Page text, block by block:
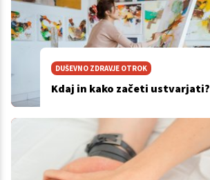
DUŠEVNO ZDRAVJE OTROK
Kdaj in kako začeti ustvarjati?